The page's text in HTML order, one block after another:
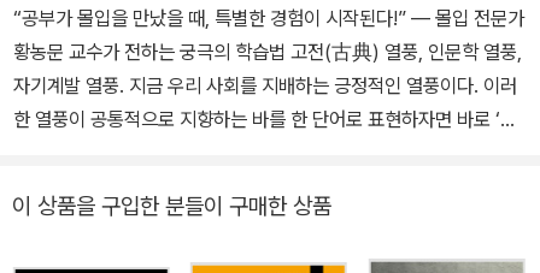
을 썼어요. 이 책은 수많은 어른들의 마음을 움직이며 베스트셀러가
되었고, 대한민국에 몰입 열풍을 가져오기도 했답니다. 지금은 서울
대학교에서 정년퇴임한 뒤, ‘몰입아카데미’를 열어 많은 사람들에게
몰입의 가치를 전하고 있어요. 특히 어린이와 청소년을 위한 몰입캠
을 하고 있답니다. 유튜브 〈황농문의 몰입 이야기〉
“공부가 몰입을 만났을 때, 특별한 경험이 시작된다!” ― 몰입 전문가
황농문 교수가 전하는 궁극의 학습법 고전(古典) 열풍, 인문학 열풍,
자기계발 열풍. 지금 우리 사회를 지배하는 긍정적인 열풍이다. 이러
한 열풍이 공통적으로 지향하는 바를 한 단어로 표현하자면 바로 ‘공
만 아직까지도 공부는 도구적 수단에 머물러 있는 것이 현실이다. 공
부라는 것이 그 자체로 행복한 행위가 아니라 돈이나 성공, 행복을 쟁
이 상품을 구입한 분들이 구매한 상품